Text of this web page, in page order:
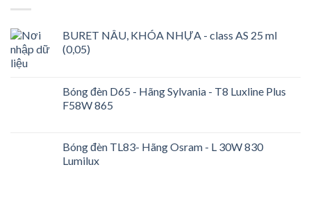
BURET NÂU, KHÓA NHỰA - class AS 25 ml
(0,05)
Bóng đèn D65 - Hãng Sylvania - T8 Luxline Plus
F58W 865
Bóng đèn TL83- Hãng Osram - L 30W 830
Lumilux